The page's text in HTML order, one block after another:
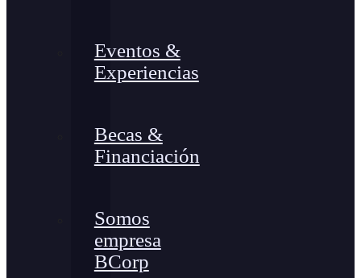
Eventos &
Experiencias
Becas &
Financiación
Somos
empresa
BCorp